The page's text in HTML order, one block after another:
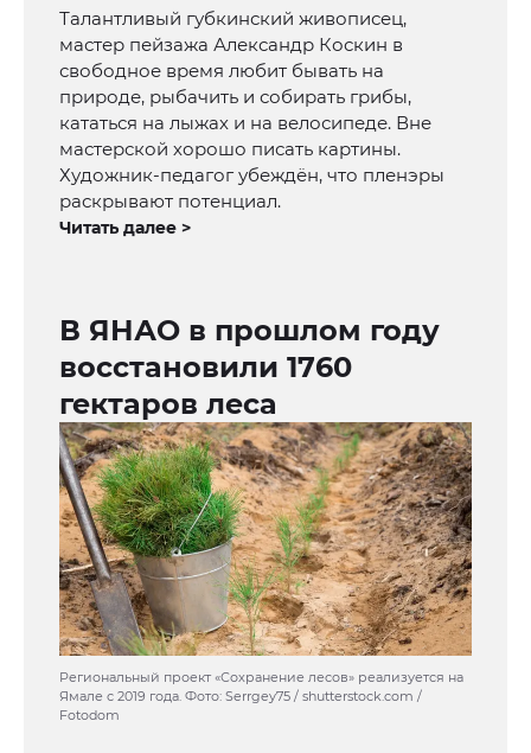
Талантливый губкинский живописец,
мастер пейзажа Александр Коскин в
свободное время любит бывать на
природе, рыбачить и собирать грибы,
кататься на лыжах и на велосипеде. Вне
мастерской хорошо писать картины.
Художник-педагог убеждён, что пленэры
раскрывают потенциал.
Читать далее >
В ЯНАО в прошлом году
восстановили 1760
гектаров леса
Региональный проект «Сохранение лесов» реализуется на
Ямале с 2019 года. Фото: Serrgey75 / shutterstock.com /
Fotodom